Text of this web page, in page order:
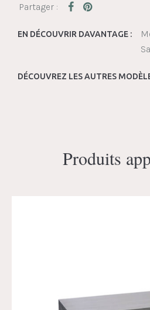
EN DÉCOUVRIR DAVANTAGE :
DÉCOUVREZ LES AUTRES
Produits